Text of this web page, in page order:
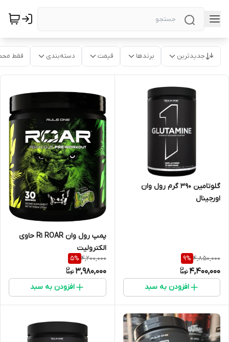
جدیدترین برندها قیمت دسته‌بندی فقط
گلوتامین ۳۹۰ گرم رول وان
اورجینال
4,850,000
9%
4,400,000
افزودن به سبد
پمپ رول وان R1 ROAR حاوی
الکترولیت
4,200,000
5%
3,980,000
افزودن به سبد